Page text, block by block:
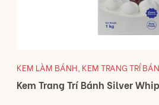
KEM LÀM BÁNH KEM TRANG TRÍ
Kem Trang Trí Bánh Silver